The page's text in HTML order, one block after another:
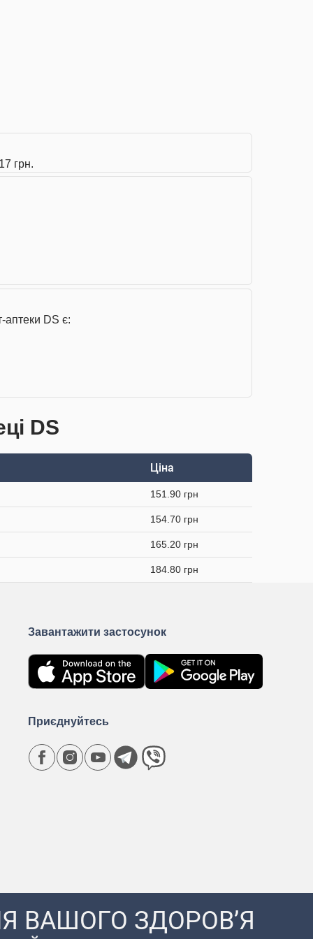
грн.
аптеки DS є:
DS
Ціна
151.90 грн
154.70 грн
165.20 грн
184.80 грн
Завантажити застосунок
Приєднуйтесь
ВАШОГО ЗДОРОВ’Я